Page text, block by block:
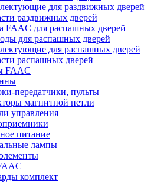
для раздвижных дверей
раздвижных дверей
FAAC для распашных дверей
для распашных дверей
для распашных дверей
распашных дверей
FAAC
передатчики, пульты
магнитной петли
управления
питание
лампы
комплект